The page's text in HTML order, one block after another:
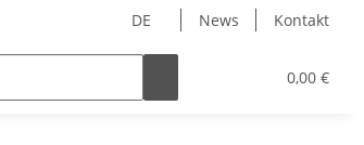
DE News Kontakt
0,00 €